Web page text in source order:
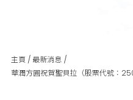
主頁 /最新消息 /
華潤方圓祝賀聖貝拉（股票代號：